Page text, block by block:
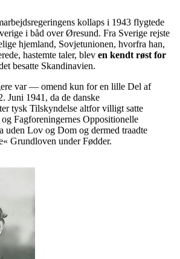
kollaps i 1943 flygtede
i båd over Øresund. Fra Sverige rejste
hjemland, Sovjetunionen, hvorfra han,
hastemte taler, blev en kendt røst for
besatte Skandinavien.
var — omend kun for en lille Del af
Juni 1941, da de danske
tysk Tilskyndelse altfor villigt satte
Fagforeningernes Oppositionelle
uden Lov og Dom og dermed traadte
Grundloven under Fødder.